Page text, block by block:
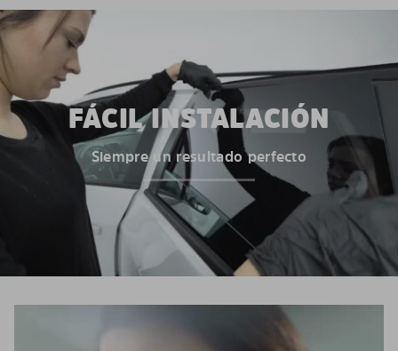
FÁCIL INSTALACIÓN
Siempre un resultado perfecto